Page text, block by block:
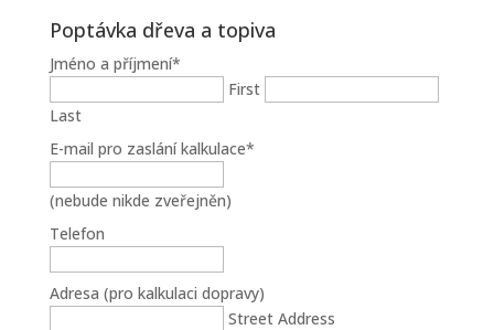
Poptávka dřeva a topiva
Jméno a příjmení*
First
Last
E-mail pro zaslání kalkulace*
(nebude nikde zveřejněn)
Telefon
Adresa (pro kalkulaci dopravy)
Street Address